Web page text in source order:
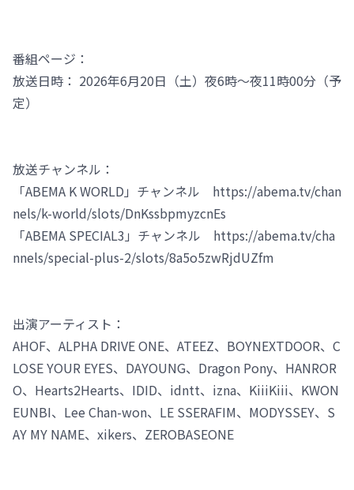
番組ページ：
放送日時： 2026年6月20日（土）夜6時～夜11時00分（予
定）
放送チャンネル：
「ABEMA K WORLD」チャンネル https://abema.tv/chan
nels/k-world/slots/DnKssbpmyzcnEs
「ABEMA SPECIAL3」チャンネル https://abema.tv/cha
nnels/special-plus-2/slots/8a5o5zwRjdUZfm
出演アーティスト：
AHOF、ALPHA DRIVE ONE、ATEEZ、BOYNEXTDOOR、C
LOSE YOUR EYES、DAYOUNG、Dragon Pony、HANROR
O、Hearts2Hearts、IDID、idntt、izna、KiiiKiii、KWON
EUNBI、Lee Chan-won、LE SSERAFIM、MODYSSEY、S
AY MY NAME、xikers、ZEROBASEONE